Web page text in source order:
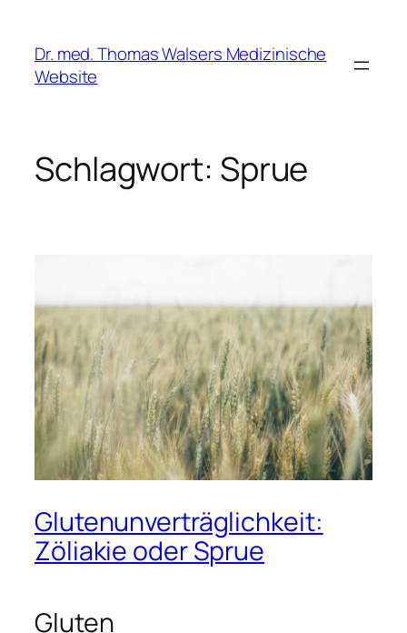
springen
Dr. med. Thomas Walsers Medizinische
Website
Schlagwort: Sprue
Glutenunverträglichkeit:
Zöliakie oder Sprue
Gluten